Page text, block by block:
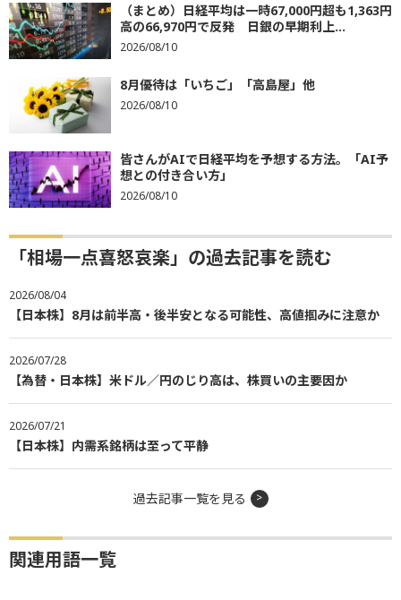
（まとめ）日経平均は一時67,000円超も1,363円
高の66,970円で反発 日銀の早期利上...
2026/08/10
8月優待は「いちご」「高島屋」他
2026/08/10
皆さんがAIで日経平均を予想する方法。「AI予
想との付き合い方」
2026/08/10
「相場一点喜怒哀楽」の過去記事を読む
2026/08/04
【日本株】8月は前半高・後半安となる可能性、高値掴みに注意か
2026/07/28
【為替・日本株】米ドル／円のじり高は、株買いの主要因か
2026/07/21
【日本株】内需系銘柄は至って平静
過去記事一覧を見る
関連用語一覧